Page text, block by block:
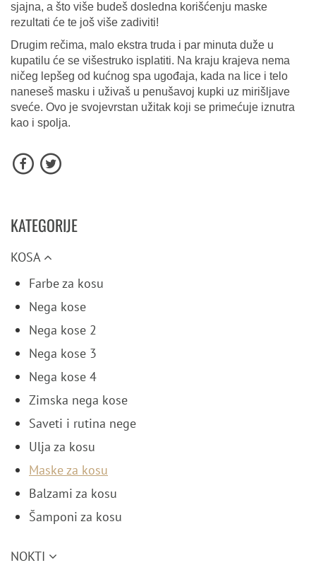
sjajna, a što više budeš dosledna korišćenju maske
rezultati će te još više zadiviti!
Drugim rečima, malo ekstra truda i par minuta duže u
kupatilu će se višestruko isplatiti. Na kraju krajeva nema
ničeg lepšeg od kućnog spa ugođaja, kada na lice i telo
naneseš masku i uživaš u penušavoj kupki uz mirišljave
sveće. Ovo je svojevrstan užitak koji se primećuje iznutra
kao i spolja.
KATEGORIJE
KOSA
Farbe za kosu
Nega kose
Nega kose 2
Nega kose 3
Nega kose 4
Zimska nega kose
Saveti i rutina nege
Ulja za kosu
Maske za kosu
Balzami za kosu
Šamponi za kosu
NOKTI